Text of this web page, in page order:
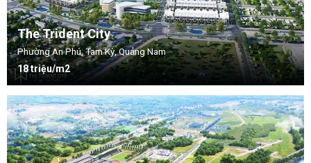
The Trident City
Phường An Phú, Tam Kỳ, Quảng Nam
18 triệu/m2